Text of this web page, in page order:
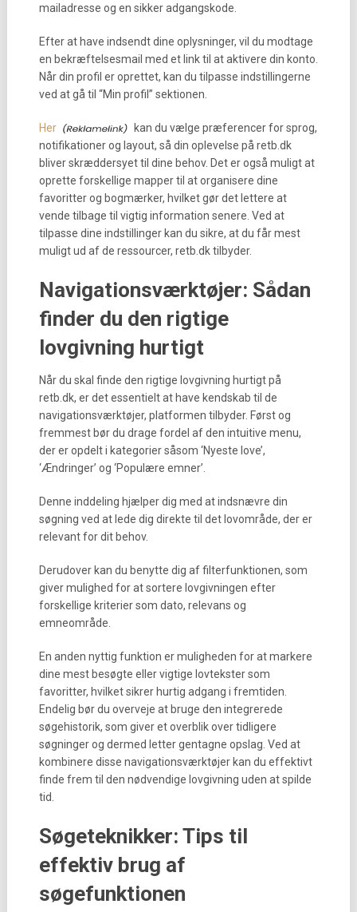
mailadresse og en sikker adgangskode.
Efter at have indsendt dine oplysninger, vil du modtage
en bekræftelsesmail med et link til at aktivere din konto.
Når din profil er oprettet, kan du tilpasse indstillingerne
ved at gå til “Min profil” sektionen.
Her
kan du vælge præferencer for sprog,
notifikationer og layout, så din oplevelse på retb.dk
bliver skræddersyet til dine behov. Det er også muligt at
oprette forskellige mapper til at organisere dine
favoritter og bogmærker, hvilket gør det lettere at
vende tilbage til vigtig information senere. Ved at
tilpasse dine indstillinger kan du sikre, at du får mest
muligt ud af de ressourcer, retb.dk tilbyder.
Navigationsværktøjer: Sådan
finder du den rigtige
lovgivning hurtigt
Når du skal finde den rigtige lovgivning hurtigt på
retb.dk, er det essentielt at have kendskab til de
navigationsværktøjer, platformen tilbyder. Først og
fremmest bør du drage fordel af den intuitive menu,
der er opdelt i kategorier såsom ‘Nyeste love’,
‘Ændringer’ og ‘Populære emner’.
Denne inddeling hjælper dig med at indsnævre din
søgning ved at lede dig direkte til det lovområde, der er
relevant for dit behov.
Derudover kan du benytte dig af filterfunktionen, som
giver mulighed for at sortere lovgivningen efter
forskellige kriterier som dato, relevans og
emneområde.
En anden nyttig funktion er muligheden for at markere
dine mest besøgte eller vigtige lovtekster som
favoritter, hvilket sikrer hurtig adgang i fremtiden.
Endelig bør du overveje at bruge den integrerede
søgehistorik, som giver et overblik over tidligere
søgninger og dermed letter gentagne opslag. Ved at
kombinere disse navigationsværktøjer kan du effektivt
finde frem til den nødvendige lovgivning uden at spilde
tid.
Søgeteknikker: Tips til
effektiv brug af
søgefunktionen